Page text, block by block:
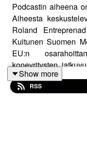
Podcastin aiheena
Aiheesta
Roland
Kuitunen Suomen
EU:n
koneyritysten
Käsikirjoitus: Taru
Katajavirta, SEAMK.
Show more
RSS